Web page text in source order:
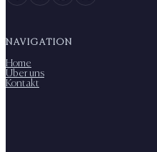
NAVIGATION
Home
Über uns
Kontakt